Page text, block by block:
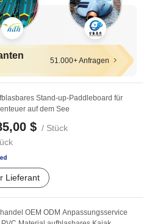
51.000+ Anfragen
Stand-up-Paddleboard für
auf dem See
$ / Stück
Lieferant
OEM ODM Anpassungsservice